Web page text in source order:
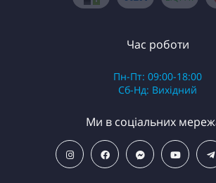
Час роботи
Пн-Пт: 09:00-18:00
Сб-Нд: Вихідний
Ми в соціальних